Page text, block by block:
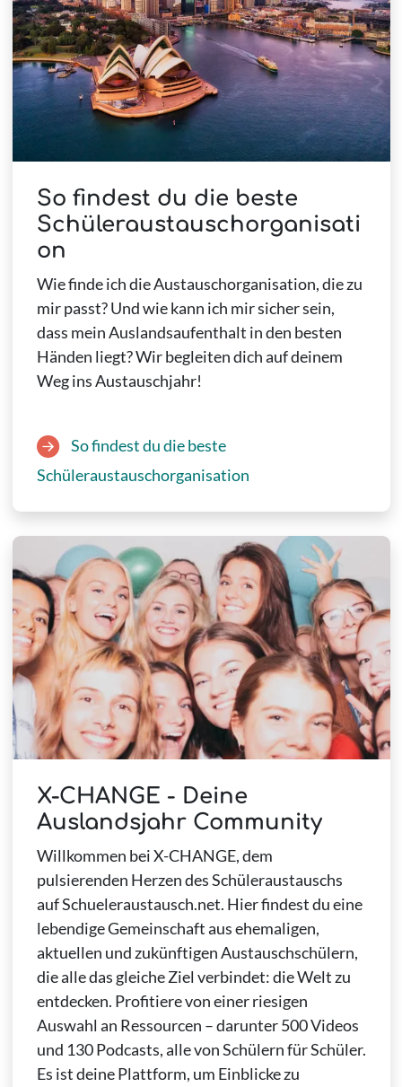
So findest du die beste
Schüleraustauschorganisati
on
Wie finde ich die Austauschorganisation, die zu
mir passt? Und wie kann ich mir sicher sein,
dass mein Auslandsaufenthalt in den besten
Händen liegt? Wir begleiten dich auf deinem
Weg ins Austauschjahr!
So findest du die beste
Schüleraustauschorganisation
X-CHANGE - Deine
Auslandsjahr Community
Willkommen bei X-CHANGE, dem
pulsierenden Herzen des Schüleraustauschs
auf Schueleraustausch.net. Hier findest du eine
lebendige Gemeinschaft aus ehemaligen,
aktuellen und zukünftigen Austauschschülern,
die alle das gleiche Ziel verbindet: die Welt zu
entdecken. Profitiere von einer riesigen
Auswahl an Ressourcen – darunter 500 Videos
und 130 Podcasts, alle von Schülern für Schüler.
Es ist deine Plattform, um Einblicke zu